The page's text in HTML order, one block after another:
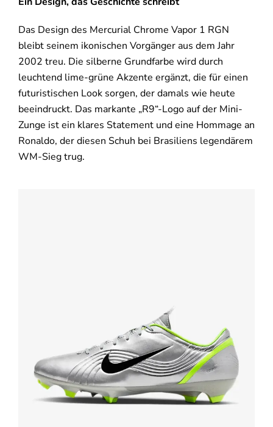
Das Design des Mercurial Chrome Vapor 1 RGN
bleibt seinem ikonischen Vorgänger aus dem Jahr
2002 treu. Die silberne Grundfarbe wird durch
leuchtend lime-grüne Akzente ergänzt, die für einen
futuristischen Look sorgen, der damals wie heute
beeindruckt. Das markante „R9“-Logo auf der Mini-
Zunge ist ein klares Statement und eine Hommage an
Ronaldo, der diesen Schuh bei Brasiliens legendärem
WM-Sieg trug.